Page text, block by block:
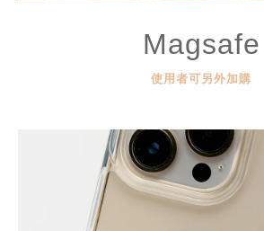
Magsafe
使用者可另外加購